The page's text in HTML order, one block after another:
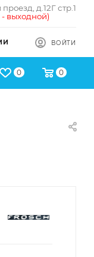
д.12Г стр.1
выходной)
ВОЙТИ
0 0